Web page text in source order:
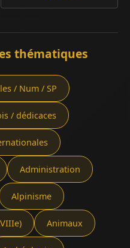
thématiques
/ Num / SP
/ dédicaces
Administration
Alpinisme
Animaux